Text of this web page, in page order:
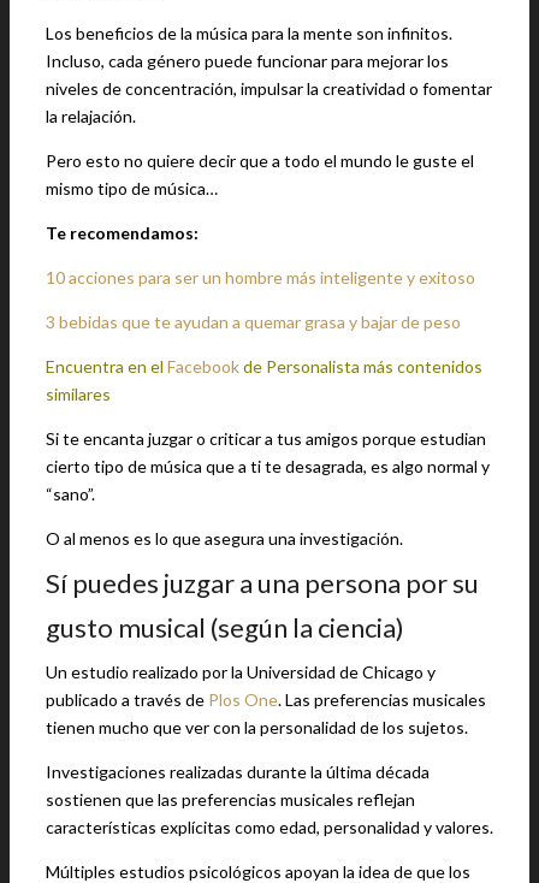
Los beneficios de la música para la mente son infinitos.
Incluso, cada género puede funcionar para mejorar los
niveles de concentración, impulsar la creatividad o fomentar
la relajación.
Pero esto no quiere decir que a todo el mundo le guste el
mismo tipo de música…
Te recomendamos:
10 acciones para ser un hombre más inteligente y exitoso
3 bebidas que te ayudan a quemar grasa y bajar de peso
Encuentra en el Facebookde Personalista más contenidos
similares
Si te encanta juzgar o criticar a tus amigos porque estudian
cierto tipo de música que a ti te desagrada, es algo normal y
“sano”.
O al menos es lo que asegura una investigación.
Sí puedes juzgar a una persona por su
gusto musical (según la ciencia)
Un estudio realizado por la Universidad de Chicago y
publicado a través de Plos One. Las preferencias musicales
tienen mucho que ver con la personalidad de los sujetos.
Investigaciones realizadas durante la última década
sostienen que las preferencias musicales reflejan
características explícitas como edad, personalidad y valores.
Múltiples estudios psicológicos apoyan la idea de que los